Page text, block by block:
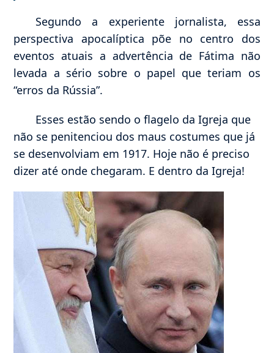
Segundo a experiente jornalista, essa
perspectiva apocalíptica põe no centro dos
eventos atuais a advertência de Fátima não
levada a sério sobre o papel que teriam os
“erros da Rússia”.
Esses estão sendo o flagelo da Igreja que
não se penitenciou dos maus costumes que já
se desenvolviam em 1917. Hoje não é preciso
dizer até onde chegaram. E dentro da Igreja!